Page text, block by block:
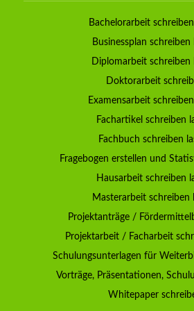
Bachelorarbeit
Businessplan schreiben
Diplomarbeit schreiben
Doktorarbeit
Examensarbeit
Fachartikel schreiben
Fachbuch schreiben
Fragebogen erstellen und
Hausarbeit schreiben
Masterarbeit schreiben
Projektanträge /
Projektarbeit / Facharbeit
Schulungsunterlagen für
Vorträge, Präsentationen,
Whitepaper